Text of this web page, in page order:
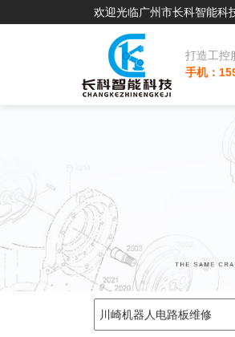
欢迎光临广州市长科智能科
打造工控
手机：